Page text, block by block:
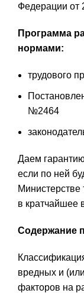
Федерации от
Программа
нормами:
трудового
№2464
Даем
если по ней
Министерстве
в кратчайшее
Содержание
вредных и
факторов на